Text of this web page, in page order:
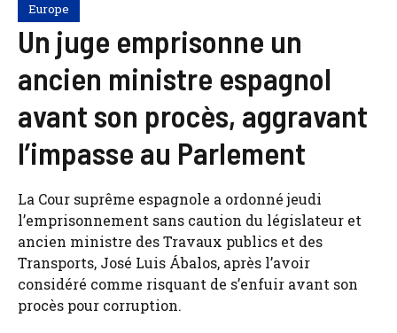
Europe
Un juge emprisonne un
ancien ministre espagnol
avant son procès, aggravant
l’impasse au Parlement
La Cour suprême espagnole a ordonné jeudi
l’emprisonnement sans caution du législateur et
ancien ministre des Travaux publics et des
Transports, José Luis Ábalos, après l’avoir
considéré comme risquant de s’enfuir avant son
procès pour corruption.